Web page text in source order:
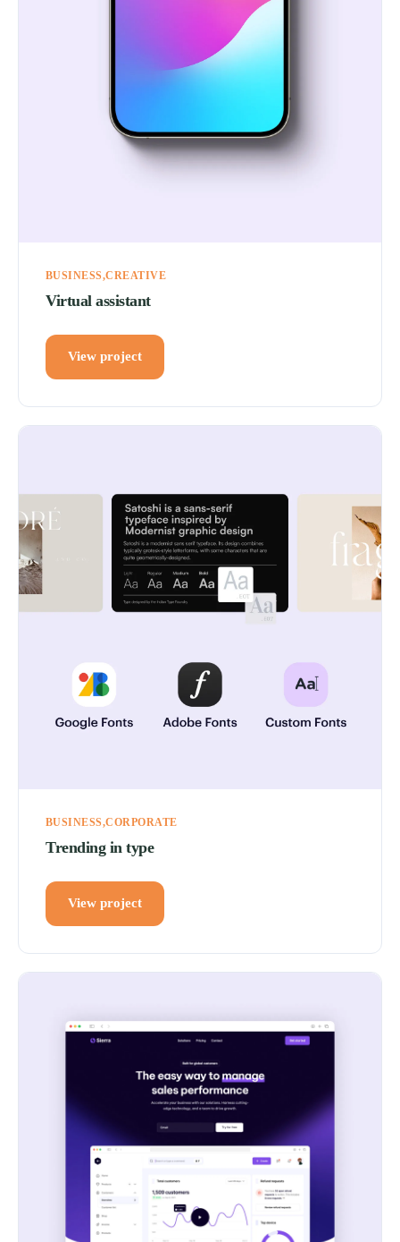
BUSINESS CREATIVE
Virtual assistant
View project
BUSINESS CORPORATE
Trending in type
View project